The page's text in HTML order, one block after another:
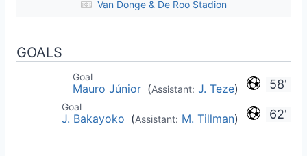
Van Donge & De Roo Stadion
GOALS
58'
Goal
Mauro Júnior (Assistant: J. Teze)
62'
Goal
J. Bakayoko (Assistant: M. Tillman)